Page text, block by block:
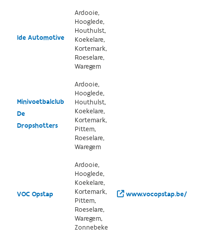
Ide Automotive
Ardooie,
Hooglede,
Houthulst,
Koekelare,
Kortemark,
Roeselare,
Waregem
Minivoetbalclub
De
Dropshotters
Ardooie,
Hooglede,
Houthulst,
Koekelare,
Kortemark,
Pittem,
Roeselare,
Waregem
VOC Opstap
Ardooie,
Hooglede,
Koekelare,
Kortemark,
Pittem,
Roeselare,
Waregem,
Zonnebeke
www.vocopstap.be/